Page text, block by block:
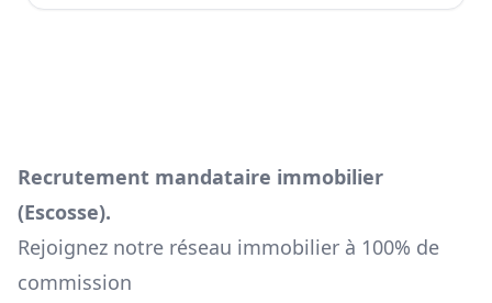
Recrutement mandataire immobilier
(Escosse).
Rejoignez notre réseau immobilier à 100% de
commission